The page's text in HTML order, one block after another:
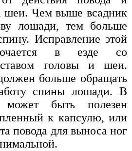
шеи. Чем выше всадник
лошади, тем больше
Исправление этой
в езде со
головы и шеи.
больше обращать
спины лошади. В
может быть полезен
к капсулю, или
повода для выноса ног